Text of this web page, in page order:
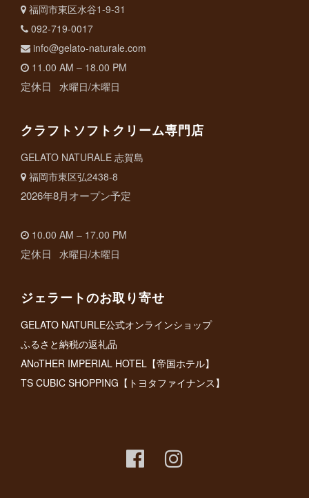
福岡市東区水谷1-9-31
092-719-0017
info@gelato-naturale.com
11.00 AM – 18.00 PM
定休日 水曜日/木曜日
クラフトソフトクリーム専門店
GELATO NATURALE 志賀島
福岡市東区弘2438-8
2026年8月オープン予定
10.00 AM – 17.00 PM
定休日 水曜日/木曜日
ジェラートのお取り寄せ
GELATO NATURLE公式オンラインショップ
ふるさと納税の返礼品
ANoTHER IMPERIAL HOTEL【帝国ホテル】
TS CUBIC SHOPPING【トヨタファイナンス】